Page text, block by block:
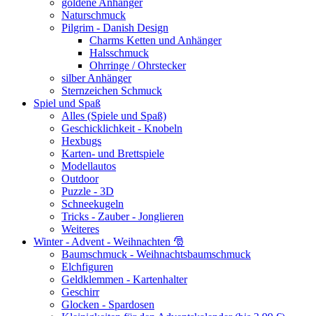
goldene Anhänger
Naturschmuck
Pilgrim - Danish Design
Charms Ketten und Anhänger
Halsschmuck
Ohrringe / Ohrstecker
silber Anhänger
Sternzeichen Schmuck
Spiel und Spaß
Alles (Spiele und Spaß)
Geschicklichkeit - Knobeln
Hexbugs
Karten- und Brettspiele
Modellautos
Outdoor
Puzzle - 3D
Schneekugeln
Tricks - Zauber - Jonglieren
Weiteres
Winter - Advent - Weihnachten 🎅
Baumschmuck - Weihnachtsbaumschmuck
Elchfiguren
Geldklemmen - Kartenhalter
Geschirr
Glocken - Spardosen